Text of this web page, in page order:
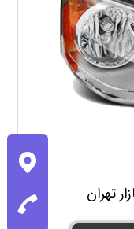
تهران